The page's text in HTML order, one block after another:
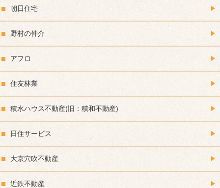
朝日住宅
野村の仲介
アフロ
住友林業
積水ハウス不動産(旧：積和不動産)
日住サービス
大京穴吹不動産
近鉄不動産